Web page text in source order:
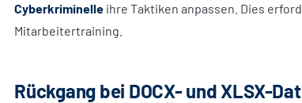
Cyberkriminelle ihre Taktiken anpassen. Dies
Mitarbeitertraining.
Rückgang bei DOCX- und XLSX-